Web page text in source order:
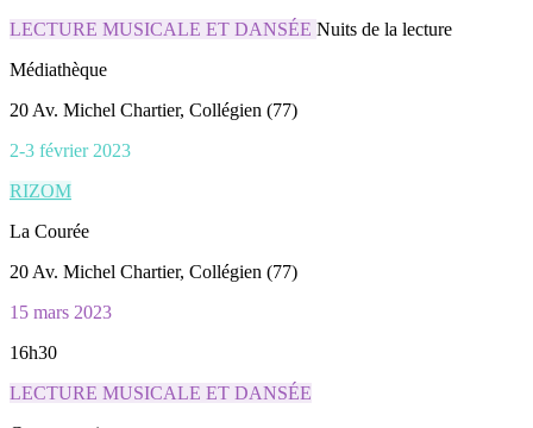
LECTURE MUSICALE ET DANSÉE Nuits de la lecture
Médiathèque
20 Av. Michel Chartier, Collégien (77)
2-3 février 2023
RIZOM
La Courée
20 Av. Michel Chartier, Collégien (77)
15 mars 2023
16h30
LECTURE MUSICALE ET DANSÉE